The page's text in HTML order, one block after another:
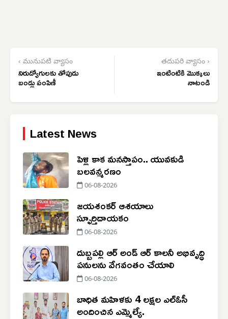
‹ మునుపటి వ్యాసం
నిరుద్యోగులకు తోపుడు
బండ్లు పంపిణీ
తదుపరి వ్యాసం ›
ఇంటింటికి మొక్కలు
నాటండి
Latest News
పెళ్లి కాక మనస్తాపం.. యువకుడి
బలవన్మరణం
06-08-2026
జయశంకర్ ఆశయాలు
స్ఫూర్తిదాయకం
06-08-2026
దుబ్బపల్లి ఆర్‌ అండ్‌ ఆర్ కాలనీ అభివృద్ధి
పనులను వేగవంతం చేయాలి
06-08-2026
బాధిత మహిళకు 4 లక్షల ఎల్ఓసీ
అందించిన ఎమ్మెల్యే.